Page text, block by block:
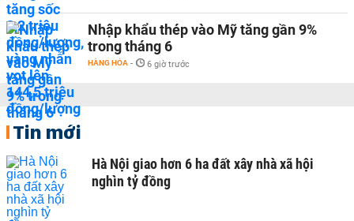
Nhập khẩu thép vào Mỹ tăng gần 9%
trong tháng 6
HÀNG HÓA - 6 giờ trước
Tin mới
Hà Nội giao hơn 6 ha đất xây nhà xã hội
nghìn tỷ đồng